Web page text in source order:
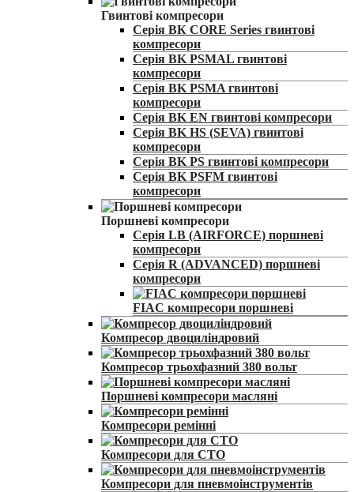
Гвинтові компресори
Серія ВК CORE Series гвинтові
компресори
Серія BK PSMAL гвинтові
компресори
Серія BK PSMA гвинтові
компресори
Серія BK EN гвинтові компресори
Серія BK HS (SEVA) гвинтові
компресори
Серія BK PS гвинтові компресори
Серія BK PSFM гвинтові
компресори
Поршневі компреcори
Серія LB (AIRFORCE) поршневі
компресори
Серія R (ADVANCED) поршневі
компресори
FIAC компресори поршневі
Компресор двоциліндровий
Компресор трьохфазний 380 вольт
Поршневі компресори масляні
Компресори ремінні
Компресори для СТО
Компресори для пневмоінструментів